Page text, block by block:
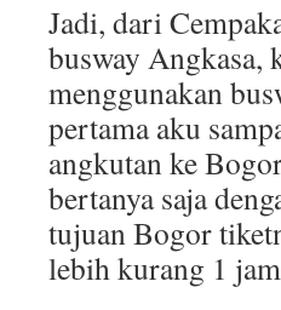
Jadi, dari
busway Angkasa,
menggunakan
pertama aku
angkutan ke
bertanya saja
tujuan Bogor
lebih kurang 1